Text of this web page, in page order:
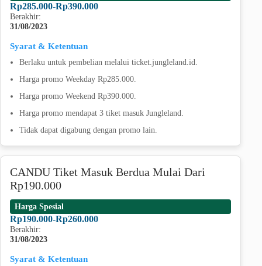
Rp285.000-Rp390.000
Berakhir:
31/08/2023
Syarat & Ketentuan
Berlaku untuk pembelian melalui ticket.jungleland.id.
Harga promo Weekday Rp285.000.
Harga promo Weekend Rp390.000.
Harga promo mendapat 3 tiket masuk Jungleland.
Tidak dapat digabung dengan promo lain.
CANDU Tiket Masuk Berdua Mulai Dari
Rp190.000
Harga Spesial
Rp190.000-Rp260.000
Berakhir:
31/08/2023
Syarat & Ketentuan